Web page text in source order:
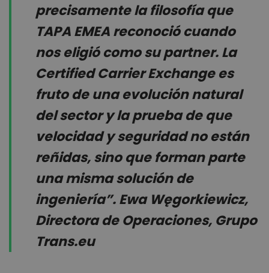
precisamente la filosofía que
TAPA EMEA reconoció cuando
nos eligió como su partner. La
Certified Carrier Exchange es
fruto de una evolución natural
del sector y la prueba de que
velocidad y seguridad no están
reñidas, sino que forman parte
una misma solución de
ingeniería”. Ewa Węgorkiewicz,
Directora de Operaciones, Grupo
Trans.eu